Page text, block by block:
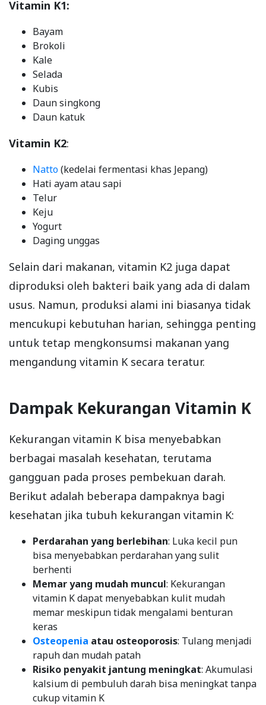
Vitamin K1:
Bayam
Brokoli
Kale
Selada
Kubis
Daun singkong
Daun katuk
Vitamin K2:
Natto(kedelai fermentasi khas Jepang)
Hati ayam atau sapi
Telur
Keju
Yogurt
Daging unggas
Selain dari makanan, vitamin K2 juga dapat
diproduksi oleh bakteri baik yang ada di dalam
usus. Namun, produksi alami ini biasanya tidak
mencukupi kebutuhan harian, sehingga penting
untuk tetap mengkonsumsi makanan yang
mengandung vitamin K secara teratur.
Dampak Kekurangan Vitamin K
Kekurangan vitamin K bisa menyebabkan
berbagai masalah kesehatan, terutama
gangguan pada proses pembekuan darah.
Berikut adalah beberapa dampaknya bagi
kesehatan jika tubuh kekurangan vitamin K:
Perdarahan yang berlebihan: Luka kecil pun
bisa menyebabkan perdarahan yang sulit
berhenti
Memar yang mudah muncul: Kekurangan
vitamin K dapat menyebabkan kulit mudah
memar meskipun tidak mengalami benturan
keras
Osteopenia atau osteoporosis: Tulang menjadi
rapuh dan mudah patah
Risiko penyakit jantung meningkat: Akumulasi
kalsium di pembuluh darah bisa meningkat tanpa
cukup vitamin K